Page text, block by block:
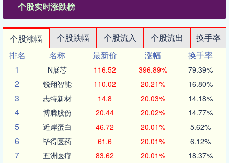
个股实时涨跌榜
个股涨幅 个股跌幅 个股流入 个股流出
换手率
排名
名称 最新价 涨幅
换手率
1
N展芯 116.52 396.89% 79.39%
2 锐翔智能 110.02 20.21% 16.80%
3 志特新材 14.8 20.03% 14.18%
4 博腾股份 20.44 20.02% 14.77%
5 近岸蛋白 46.72 20.01% 5.62%
6 毕得医药 61.6 20.01% 6.12%
7 五洲医疗 83.62 20.01% 18.37%